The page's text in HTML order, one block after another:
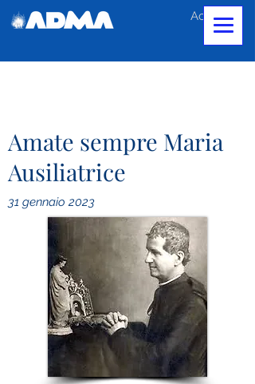
Accedi
Amate sempre Maria
Ausiliatrice
31 gennaio 2023